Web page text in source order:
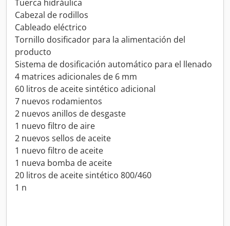
Tuerca hidráulica
Cabezal de rodillos
Cableado eléctrico
Tornillo dosificador para la alimentación del
producto
Sistema de dosificación automático para el llenado
4 matrices adicionales de 6 mm
60 litros de aceite sintético adicional
7 nuevos rodamientos
2 nuevos anillos de desgaste
1 nuevo filtro de aire
2 nuevos sellos de aceite
1 nuevo filtro de aceite
1 nueva bomba de aceite
20 litros de aceite sintético 800/460
1 n